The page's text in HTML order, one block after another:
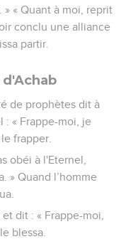
» « Quant à moi, reprit
conclu une alliance
partir.
de prophètes dit à
: « Frappe-moi, je
frapper.
obéi à l'Eternel,
» Quand l’homme
dit : « Frappe-moi,
blessa.